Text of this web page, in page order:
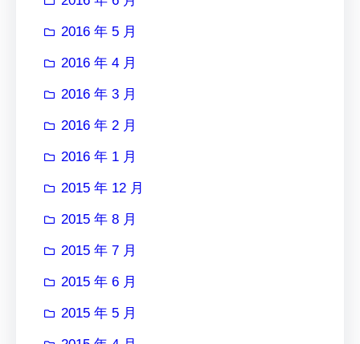
2016 年 5 月
2016 年 4 月
2016 年 3 月
2016 年 2 月
2016 年 1 月
2015 年 12 月
2015 年 8 月
2015 年 7 月
2015 年 6 月
2015 年 5 月